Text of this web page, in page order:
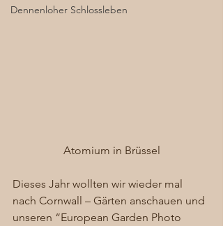
Dennenloher Schlossleben
Atomium in Brüssel
Dieses Jahr wollten wir wieder mal
nach Cornwall – Gärten anschauen und
unseren “European Garden Photo